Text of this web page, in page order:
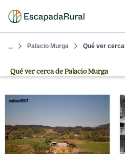
... Palacio Murga Qué ver cerca
Qué ver cerca de Palacio Murga
xabier3007